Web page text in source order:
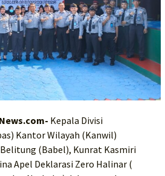
Kepala Divisi
Kantor Wilayah (Kanwil)
(Babel), Kunrat Kasmiri
Apel Deklarasi Zero Halinar (